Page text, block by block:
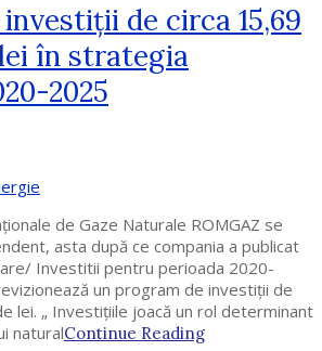
de circa 15,69
în strategia
2025
de Gaze Naturale ROMGAZ se
asta după ce compania a publicat
Investitii pentru perioada 2020-
un program de investiţii de
lei. „ Investiţiile joacă un rol determinant
naturalContinue Reading